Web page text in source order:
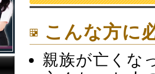
こんな方に
親族が亡くな